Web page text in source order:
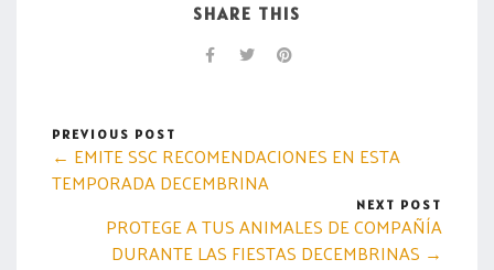
SHARE THIS
PREVIOUS POST
← EMITE SSC RECOMENDACIONES EN ESTA
TEMPORADA DECEMBRINA
NEXT POST
PROTEGE A TUS ANIMALES DE COMPAÑÍA
DURANTE LAS FIESTAS DECEMBRINAS →